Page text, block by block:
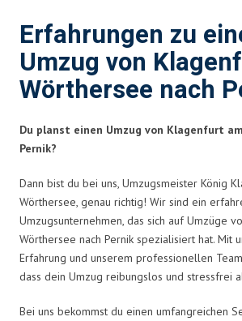
Erfahrungen zu
Umzug von
Wörthersee nach
Du planst einen Umzug von Klagenfurt
Pernik?
Dann bist du bei uns, Umzugsmeister König
Wörthersee, genau richtig! Wir sind ein
Umzugsunternehmen, das sich auf Umzüge
Wörthersee nach Pernik spezialisiert hat. Mit
Erfahrung und unserem professionellen
dass dein Umzug reibungslos und stressfrei
Bei uns bekommst du einen umfangreichen